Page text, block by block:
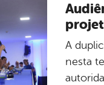
A
nesta